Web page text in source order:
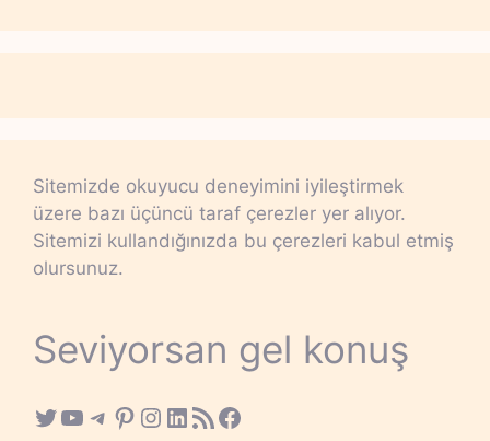
Sitemizde okuyucu deneyimini iyileştirmek
üzere bazı üçüncü taraf çerezler yer alıyor.
Sitemizi kullandığınızda bu çerezleri kabul etmiş
olursunuz.
Seviyorsan gel konuş
Twitter
YouTube
Telegram
Pinterest
Instagram
LinkedIn
RSS FeedFacebook